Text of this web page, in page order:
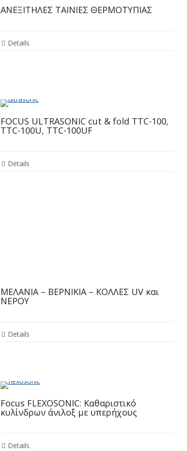
ΑΝΕΞΙΤΗΛΕΣ ΤΑΙΝΙΕΣ ΘΕΡΜΟΤΥΠΙΑΣ
Details
FOCUS ULTRASONIC cut & fold TTC-100,
TTC-100U, TTC-100UF
Details
ΜΕΛΑΝΙΑ – ΒΕΡΝΙΚΙΑ – ΚΟΛΛΕΣ UV και
ΝΕΡΟΥ
Details
Focus FLEXOSONIC: Καθαριστικό
κυλίνδρων άνιλοξ με υπερήχους
Details